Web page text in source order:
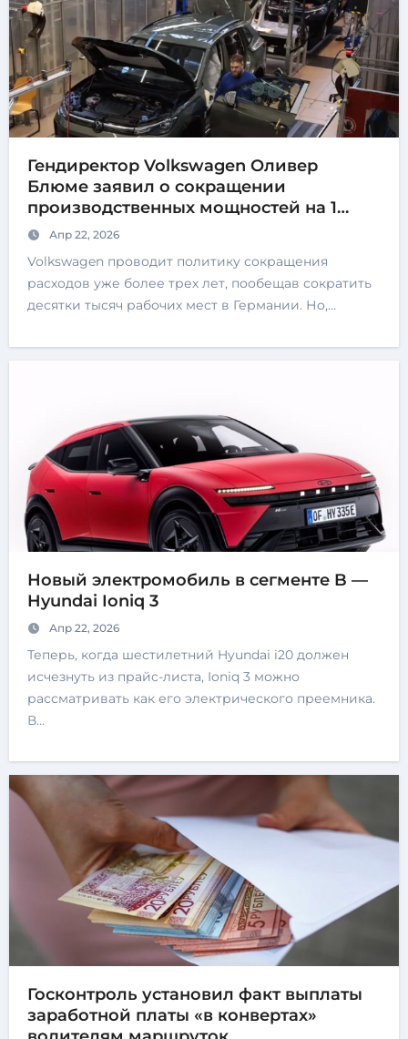
Гендиректор Volkswagen Оливер
Блюме заявил о сокращении
производственных мощностей на 1
миллион автомобилей в год
Апр 22, 2026
Volkswagen проводит политику сокращения
расходов уже более трех лет, пообещав сократить
десятки тысяч рабочих мест в Германии. Но,…
Новый электромобиль в сегменте B —
Hyundai Ioniq 3
Апр 22, 2026
Теперь, когда шестилетний Hyundai i20 должен
исчезнуть из прайс-листа, Ioniq 3 можно
рассматривать как его электрического преемника.
В…
Госконтроль установил факт выплаты
заработной платы «в конвертах»